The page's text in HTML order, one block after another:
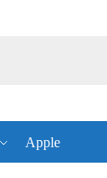
Apple